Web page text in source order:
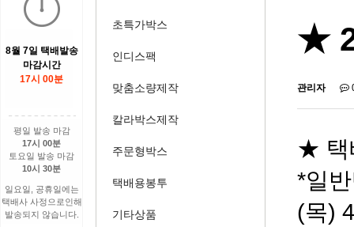
8월 7일 택배발송
마감시간
17시 00분
평일 발송 마감
17시 00분
토요일 발송 마감
10시 30분
일요일, 공휴일에는
택배사 사정으로인해
발송되지 않습니다.
초특가박스
인디스팩
맞춤소량제작
칼라박스제작
주문형박스
택배용봉투
기타상품
★
관리자
★ 택
*일
(목)